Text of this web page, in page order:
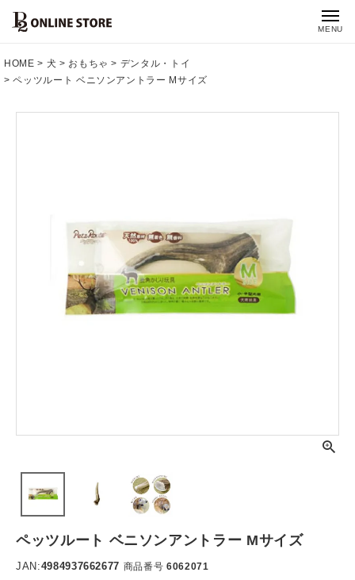
MENU
HOME 犬 おもちゃ
デンタル・トイ
ペッツルート ベニソンアントラー Mサイズ
ペッツルート ベニソンアントラー Mサイズ
JAN:4984937662677 商品番号 6062071